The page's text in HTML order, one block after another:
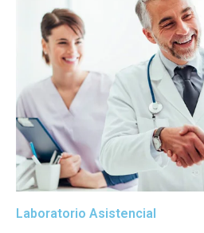
Laboratorio Asistencial